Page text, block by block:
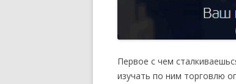
Первое с чем
изучать по ним торговлю